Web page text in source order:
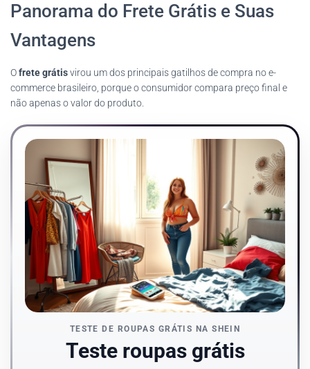
Panorama do Frete Grátis e Suas
Vantagens
Ofrete grátisvirou um dos principais gatilhos de compra no e-
commerce brasileiro, porque o consumidor compara preço final e
não apenas o valor do produto.
TESTE DE ROUPAS GRÁTIS NA SHEIN
Teste roupas grátis